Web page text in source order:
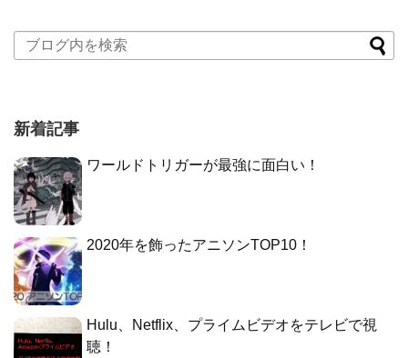
新着記事
ワールドトリガーが最強に面白い！
2020年を飾ったアニソンTOP10！
Hulu、Netflix、プライムビデオをテレビで視
聴！